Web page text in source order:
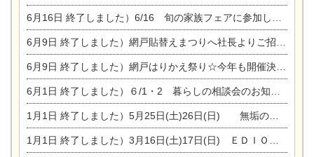
6月16日 終了しました）6/16 旬の家族フェアに参加します☆
6月9日 終了しました）網戸貼替えまつりへ社長よりご招待です♪
6月9日 終了しました）網戸はりかえ祭り☆今年も開催決定！
6月1日 終了しました）６/1・2 暮らしの相談会のお知らせ
1月1日 終了しました）5月25日(土)26日(日) 無垢の木の家体感見学会開催☆
1月1日 終了しました）3月16日(土)17日(日) ＥＤＩＯＮ東陽住建でんき館 総決算まつり